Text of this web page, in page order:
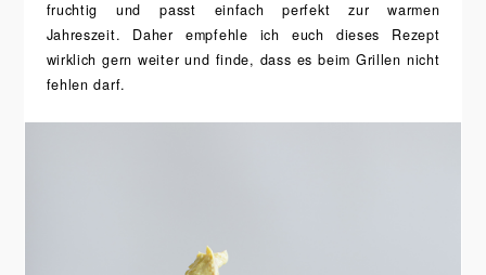
fruchtig und passt einfach perfekt zur warmen
Jahreszeit. Daher empfehle ich euch dieses Rezept
wirklich gern weiter und finde, dass es beim Grillen nicht
fehlen darf.